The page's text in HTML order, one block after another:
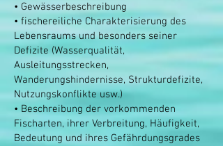
• Gewässerbeschreibung
• fischereiliche Charakterisierung des
Lebensraums und besonders seiner
Defizite (Wasserqualität,
Ausleitungsstrecken,
Wanderungshindernisse, Strukturdefizite,
Nutzungskonflikte usw.)
• Beschreibung der vorkommenden
Fischarten, ihrer Verbreitung, Häufigkeit,
Bedeutung und ihres Gefährdungsgrades